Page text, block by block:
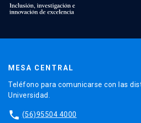
MESA CENTRAL
Teléfono para comunicarse con las
Universidad.
phone (56)95504 4000